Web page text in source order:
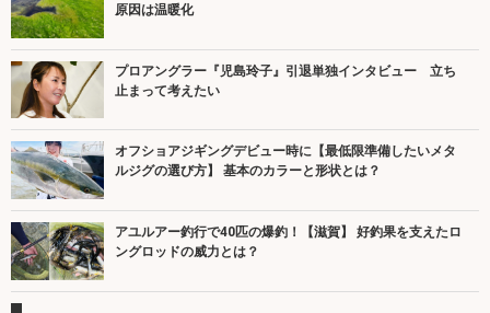
原因は温暖化
プロアングラー『児島玲子』引退単独インタビュー 立ち
止まって考えたい
オフショアジギングデビュー時に【最低限準備したいメタ
ルジグの選び方】 基本のカラーと形状とは？
アユルアー釣行で40匹の爆釣！【滋賀】 好釣果を支えたロ
ングロッドの威力とは？